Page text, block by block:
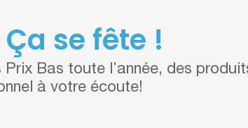
se fête !
Bas toute l’année, des
à votre écoute!